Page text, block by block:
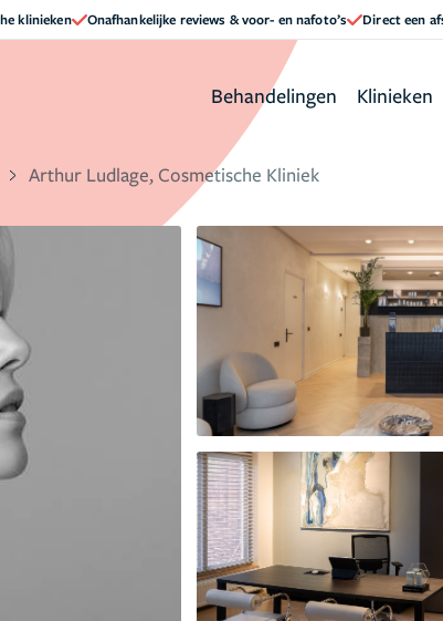
klinieken Onafhankelijke reviews & voor- en nafoto’s Direct een
Behandelingen Klinieken
Arthur Ludlage, Cosmetische Kliniek